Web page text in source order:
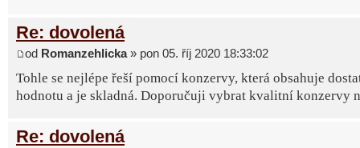
Re: dovolená
od Romanzehlicka» pon 05. říj 2020 18:33:02
Tohle se nejlépe řeší pomocí konzervy, která obsahuje
hodnotu a je skladná. Doporučuji vybrat kvalitní konzervy
Re: dovolená